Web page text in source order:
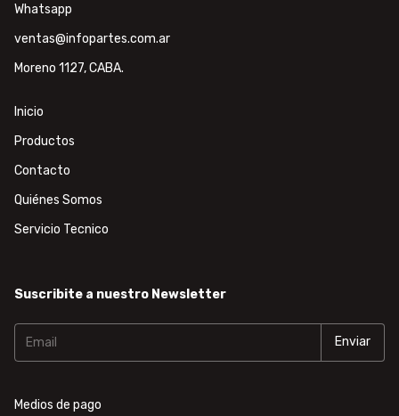
Whatsapp
ventas@infopartes.com.ar
Moreno 1127, CABA.
Inicio
Productos
Contacto
Quiénes Somos
Servicio Tecnico
Suscribite a nuestro Newsletter
Medios de pago